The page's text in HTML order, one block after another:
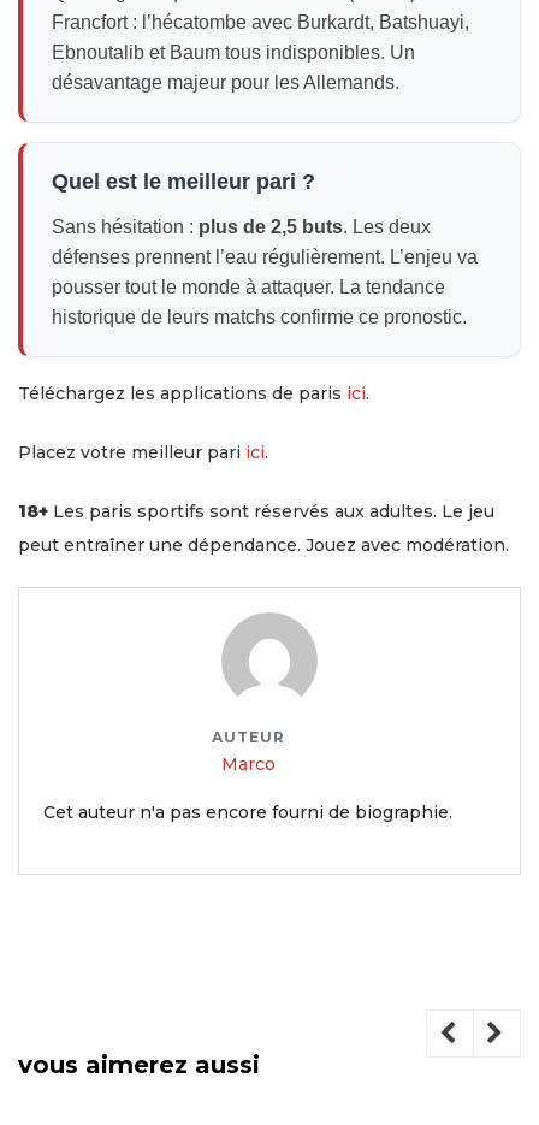
Francfort : l’hécatombe avec Burkardt, Batshuayi,
Ebnoutalib et Baum tous indisponibles. Un
désavantage majeur pour les Allemands.
Quel est le meilleur pari ?
Sans hésitation : plus de 2,5 buts. Les deux
défenses prennent l’eau régulièrement. L’enjeu va
pousser tout le monde à attaquer. La tendance
historique de leurs matchs confirme ce pronostic.
Téléchargez les applications de paris ici.
Placez votre meilleur pari ici.
18+ Les paris sportifs sont réservés aux adultes. Le jeu
peut entraîner une dépendance. Jouez avec modération.
AUTEUR
Marco
Cet auteur n'a pas encore fourni de biographie.
vous aimerez aussi